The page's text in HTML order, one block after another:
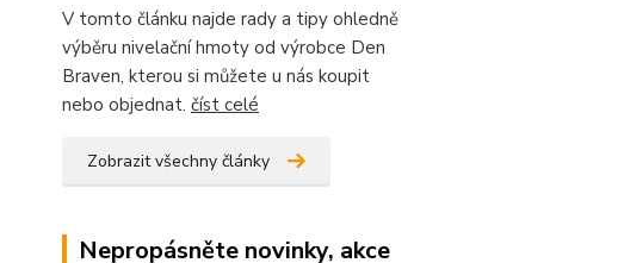
V tomto článku najde rady a tipy ohledně
výběru nivelační hmoty od výrobce Den
Braven, kterou si můžete u nás koupit
nebo objednat. číst celé
Zobrazit všechny články
Nepropásněte novinky, akce